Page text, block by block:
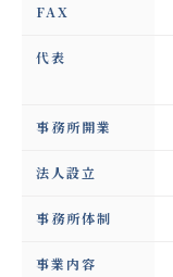
FAX
代表
事務所開業
法人設立
事務所体制
事業内容